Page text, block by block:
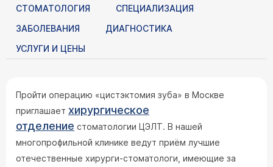
СТОМАТОЛОГИЯ
СПЕЦИАЛИЗАЦИЯ
ЗАБОЛЕВАНИЯ
ДИАГНОСТИКА
УСЛУГИ И ЦЕНЫ
Пройти операцию «цистэктомия зуба» в Москве
приглашает хирургическое
отделение стоматологии ЦЭЛТ. В нашей
многопрофильной клинике ведут приём лучшие
отечественные хирурги-стоматологи, имеющие за